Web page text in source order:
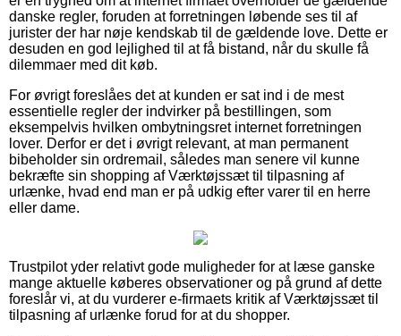
danske regler, foruden at forretningen løbende ses til af
jurister der har nøje kendskab til de gældende love. Dette er
desuden en god lejlighed til at få bistand, når du skulle få
dilemmaer med dit køb.
For øvrigt foreslåes det at kunden er sat ind i de mest
essentielle regler der indvirker på bestillingen, som
eksempelvis hvilken ombytningsret internet forretningen
lover. Derfor er det i øvrigt relevant, at man permanent
bibeholder sin ordremail, således man senere vil kunne
bekræfte sin shopping af Værktøjssæt til tilpasning af
urlænke, hvad end man er på udkig efter varer til en herre
eller dame.
Trustpilot yder relativt gode muligheder for at læse ganske
mange aktuelle køberes observationer og på grund af dette
foreslår vi, at du vurderer e-firmaets kritik af Værktøjssæt til
tilpasning af urlænke forud for at du shopper.